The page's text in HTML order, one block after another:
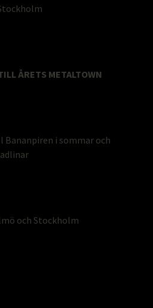
ÅRETS METALTOWN
i sommar och
och Stockholm